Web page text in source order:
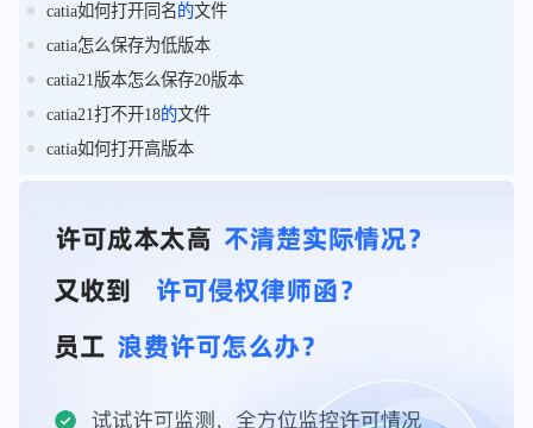
catia如何打开同名的文件
catia怎么保存为低版本
catia21版本怎么保存20版本
catia21打不开18的文件
catia如何打开高版本